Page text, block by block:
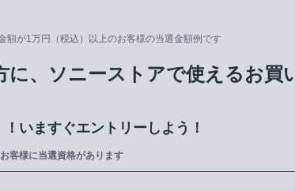
が1万円（税込）以上のお客様の当選金額例です
、ソニーストアで使えるお買
いますぐエントリーしよう！
客様に当選資格があります